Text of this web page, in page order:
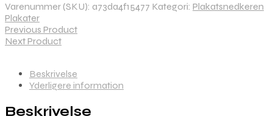
Varenummer (SKU): a73da4f15477 Kategori: Plakatsnedkeren
Plakater
Previous Product
Next Product
Beskrivelse
Yderligere information
Beskrivelse